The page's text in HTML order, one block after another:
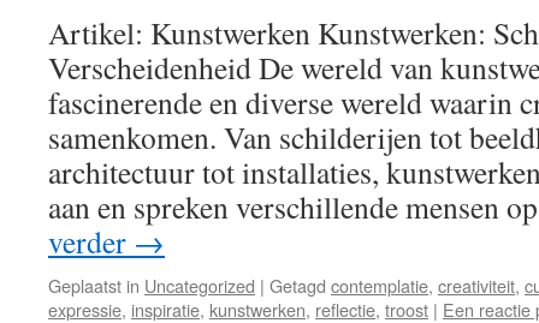
Artikel: Kunstwerken Kunstwerken:
Verscheidenheid De wereld van
fascinerende en diverse wereld waarin
samenkomen. Van schilderijen tot
architectuur tot installaties,
aan en spreken verschillende mensen
verder →
Geplaatst in Uncategorized | Getagd contemplatie, creativiteit,
expressie, inspiratie, kunstwerken, reflectie, troost | Een reactie